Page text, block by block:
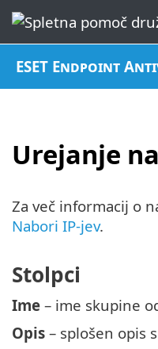
ESET Endpoint
Urejanje
Za več informacij o
Nabori IP-jev.
Stolpci
Ime – ime skupine
Opis – splošen opis